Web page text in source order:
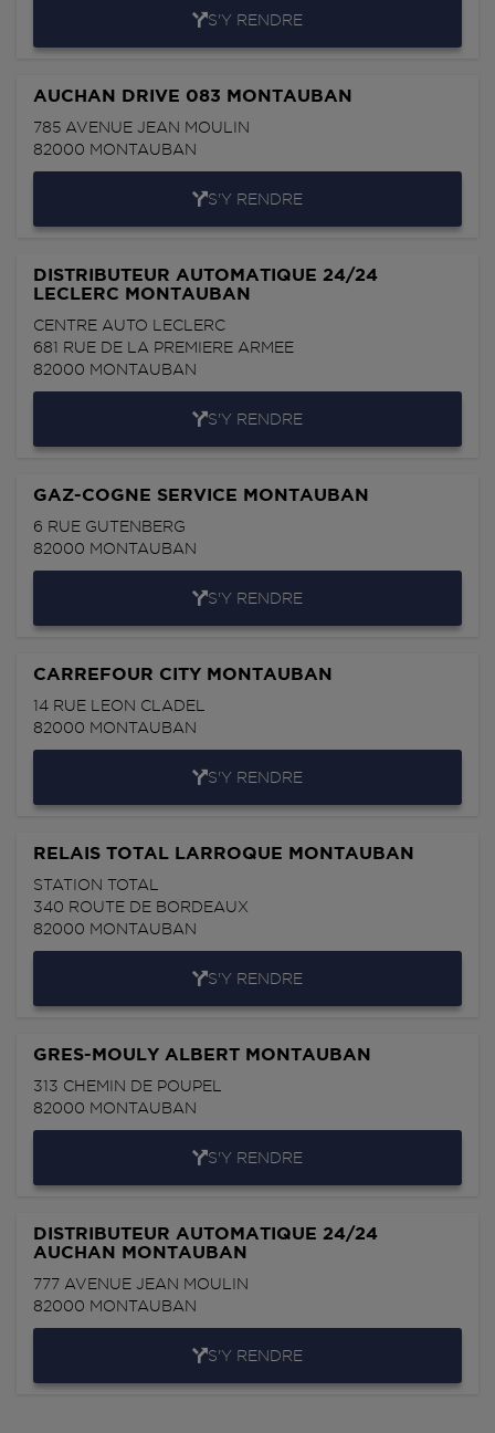
S'Y RENDRE
AUCHAN DRIVE 083 MONTAUBAN
785 AVENUE JEAN MOULIN
82000 MONTAUBAN
S'Y RENDRE
DISTRIBUTEUR AUTOMATIQUE 24/24
LECLERC MONTAUBAN
CENTRE AUTO LECLERC
681 RUE DE LA PREMIERE ARMEE
82000 MONTAUBAN
S'Y RENDRE
GAZ-COGNE SERVICE MONTAUBAN
6 RUE GUTENBERG
82000 MONTAUBAN
S'Y RENDRE
CARREFOUR CITY MONTAUBAN
14 RUE LEON CLADEL
82000 MONTAUBAN
S'Y RENDRE
RELAIS TOTAL LARROQUE MONTAUBAN
STATION TOTAL
340 ROUTE DE BORDEAUX
82000 MONTAUBAN
S'Y RENDRE
GRES-MOULY ALBERT MONTAUBAN
313 CHEMIN DE POUPEL
82000 MONTAUBAN
S'Y RENDRE
DISTRIBUTEUR AUTOMATIQUE 24/24
AUCHAN MONTAUBAN
777 AVENUE JEAN MOULIN
82000 MONTAUBAN
S'Y RENDRE